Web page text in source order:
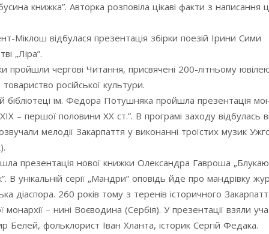
книжка”. Авторка розповіла цікаві факти з написання
Міклош відбулася презентація збірки поезій Ірини Сими
„Ліра”.
пройшли чергові Читання, присвячені 200-літньому
російської культури.
бібліотеці ім. Федора Потушняка пройшла презентація
– першої половини ХХ ст.”. В програмі заходу відбулась
мелодії Закарпаття у виконанні троїстих музик
презентація нової книжки Олександра Гавроша
унікальній серії „Мандри” оповідь йде про мандрівку
діаспора. 260 років тому з теренів історичного
– нині Воєводина (Сербія). У презентації взяли
фольклорист Іван Хланта, історик Сергій Федака.